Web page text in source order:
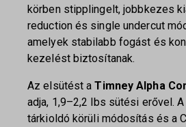
körben stipplingelt, jobbkezes
reduction és single undercut
amelyek stabilabb fogást és
kezelést biztosítanak.
Az elsütést aTimney Alpha
adja, 1,9–2,2 lbs sütési erővel.
tárkioldó körüli módosítás és a